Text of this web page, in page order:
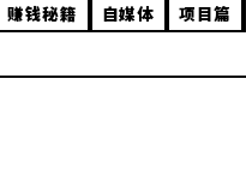
赚钱秘籍 自媒体 项目篇